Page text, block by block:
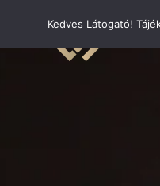
content
Kedves Látogató!